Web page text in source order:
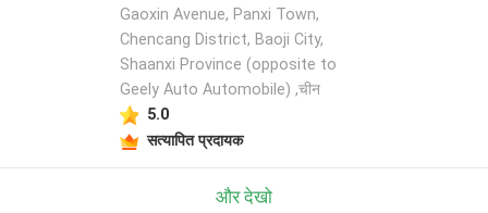
Gaoxin Avenue, Panxi Town,
Chencang District, Baoji City,
Shaanxi Province (opposite to
Geely Auto Automobile) ,चीन
5.0
सत्यापित प्रदायक
और देखो